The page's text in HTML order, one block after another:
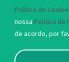
Política de
nossa Política de
de acordo, por